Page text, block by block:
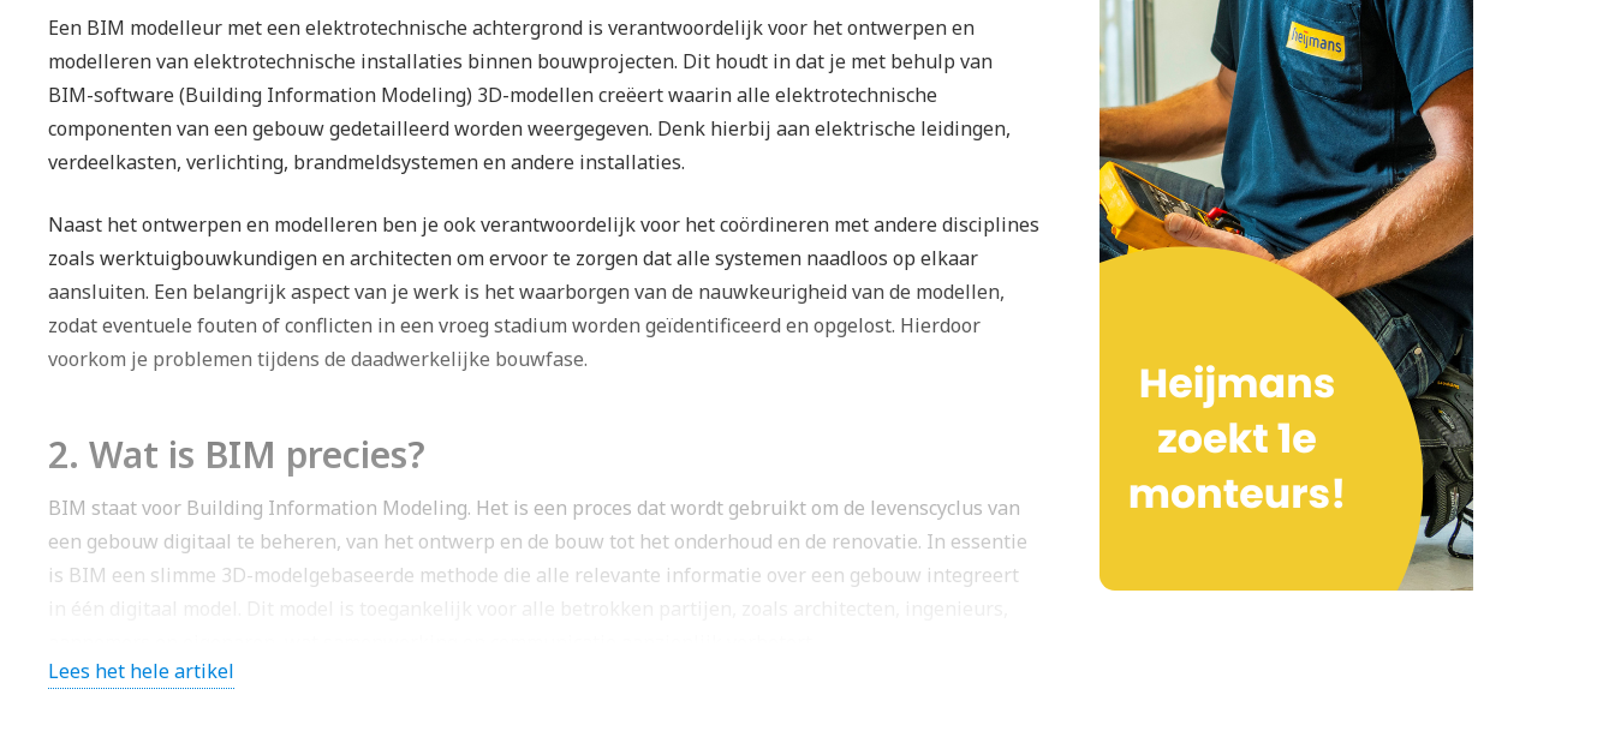
Een BIM modelleur met een elektrotechnische achtergrond is verantwoordelijk voor het ontwerpen en
modelleren van elektrotechnische installaties binnen bouwprojecten. Dit houdt in dat je met behulp van
BIM-software (Building Information Modeling) 3D-modellen creëert waarin alle elektrotechnische
componenten van een gebouw gedetailleerd worden weergegeven. Denk hierbij aan elektrische leidingen,
verdeelkasten, verlichting, brandmeldsystemen en andere installaties.
Naast het ontwerpen en modelleren ben je ook verantwoordelijk voor het coördineren met andere disciplines
zoals werktuigbouwkundigen en architecten om ervoor te zorgen dat alle systemen naadloos op elkaar
aansluiten. Een belangrijk aspect van je werk is het waarborgen van de nauwkeurigheid van de modellen,
zodat eventuele fouten of conflicten in een vroeg stadium worden geïdentificeerd en opgelost. Hierdoor
voorkom je problemen tijdens de daadwerkelijke bouwfase.
2. Wat is BIM precies?
BIM staat voor Building Information Modeling. Het is een proces dat wordt gebruikt om de levenscyclus van
een gebouw digitaal te beheren, van het ontwerp en de bouw tot het onderhoud en de renovatie. In essentie
is BIM een slimme 3D-modelgebaseerde methode die alle relevante informatie over een gebouw integreert
Lees het hele artikel